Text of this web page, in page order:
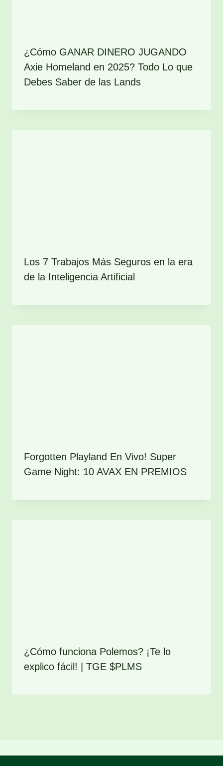
¿Cómo GANAR DINERO JUGANDO
Axie Homeland en 2025? Todo Lo que
Debes Saber de las Lands
Los 7 Trabajos Más Seguros en la era
de la Inteligencia Artificial
Forgotten Playland En Vivo! Super
Game Night: 10 AVAX EN PREMIOS
¿Cómo funciona Polemos? ¡Te lo
explico fácil! | TGE $PLMS